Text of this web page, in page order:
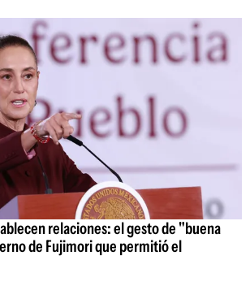
relaciones: el gesto de "buena
de Fujimori que permitió el